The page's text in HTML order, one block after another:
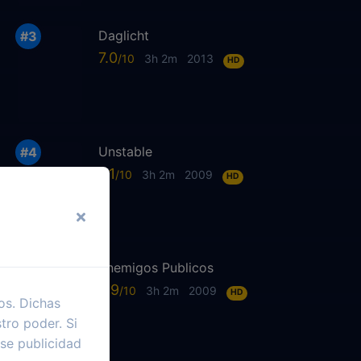
Daglicht
7.0 3h 2m 2013 HD
Unstable
6.1 3h 2m 2009 HD
Enemigos Publicos
6.9 3h 2m 2009 HD
Dichas
poder. Si
publicidad